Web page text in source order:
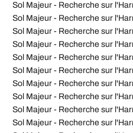
Sol Majeur - Recherche sur
Sol Majeur - Recherche sur
Sol Majeur - Recherche sur
Sol Majeur - Recherche sur
Sol Majeur - Recherche sur
Sol Majeur - Recherche sur
Sol Majeur - Recherche sur
Sol Majeur - Recherche sur
Sol Majeur - Recherche sur
Sol Majeur - Recherche sur